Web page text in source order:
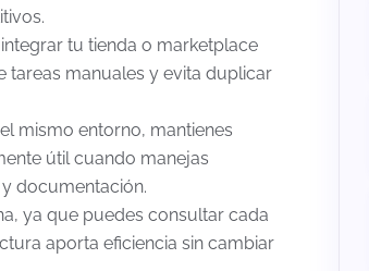
tu tienda o marketplace
tareas manuales y evita duplicar
mismo entorno, mantienes
útil cuando manejas
documentación.
ya que puedes consultar cada
aporta eficiencia sin cambiar